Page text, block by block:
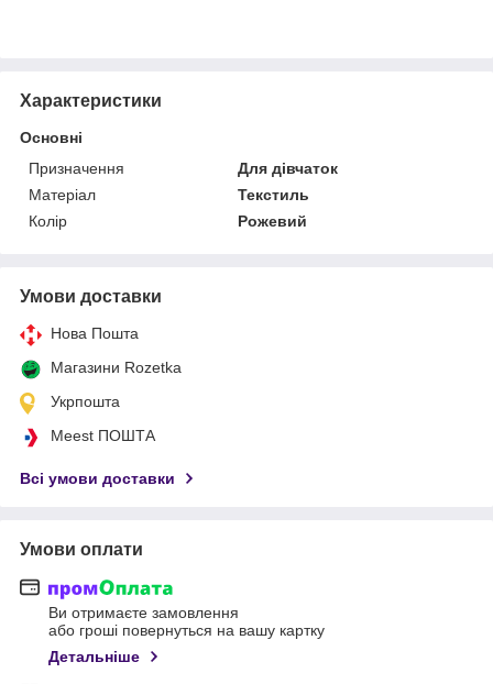
Характеристики
Основні
Призначення
Для дівчаток
Матеріал
Текстиль
Колір
Рожевий
Умови доставки
Нова Пошта
Магазини Rozetka
Укрпошта
Meest ПОШТА
Всі умови доставки
Умови оплати
Ви отримаєте замовлення
або гроші повернуться на вашу картку
Детальніше